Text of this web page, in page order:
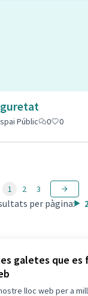
galetes que es
lloc web per a
Públic 0 0
per pàgina:
1 2 3
retirades